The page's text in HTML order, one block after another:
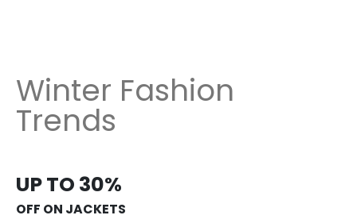
Winter Fashion
Trends
UP TO 30%
OFF ON JACKETS